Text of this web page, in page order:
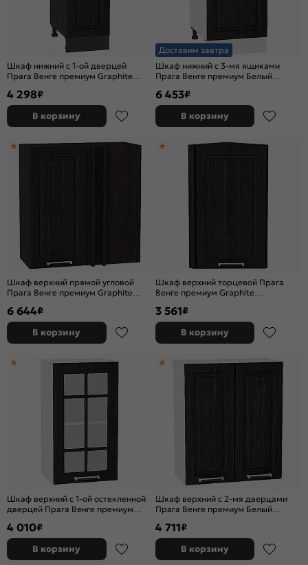
Шкаф нижний с 1-ой дверцей
Прага Венге премиум Graphite
4 298₽
В корзину
Доставим завтра
Шкаф нижний с 3-мя ящиками
Прага Венге премиум Белый
6 453₽
В корзину
Шкаф верхний прямой угловой
Прага Венге премиум Graphite
6 644₽
В корзину
Шкаф верхний торцевой Прага
Венге премиум Graphite
3 561₽
В корзину
Шкаф верхний с 1-ой остекленной
дверцей Прага Венге премиум
4 010₽
В корзину
Шкаф верхний с 2-мя дверцами
Прага Венге премиум Белый
4 711₽
В корзину